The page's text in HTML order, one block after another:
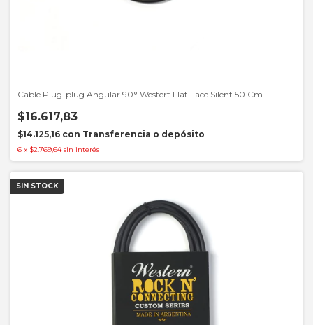
Cable Plug-plug Angular 90° Westert Flat Face Silent 50 Cm
$16.617,83
$14.125,16 con Transferencia o depósito
6 x $2.769,64 sin interés
SIN STOCK